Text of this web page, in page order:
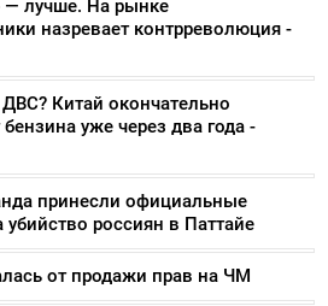
— лучше. На рынке
назревает контрреволюция -
Китай окончательно
уже через два года -
принесли официальные
убийство россиян в Паттайе
от продажи прав на ЧМ